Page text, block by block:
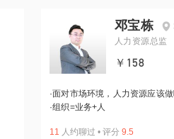
邓宝栋
人力资源总监
￥158
·面对市场环境，人力资源应该
·组织=业务+人
11 人约聊过 • 评分 9.5